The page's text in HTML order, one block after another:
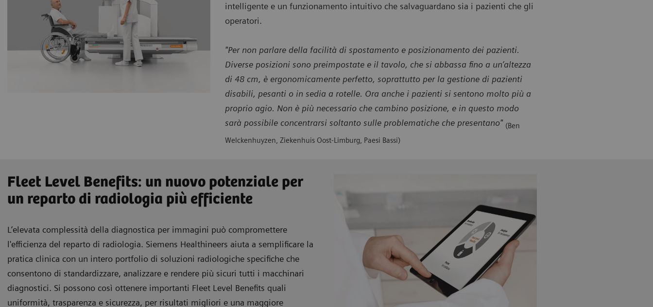
intelligente e un funzionamento intuitivo che salvaguardano sia i pazienti che gli
operatori.
"Per non parlare della facilità di spostamento e posizionamento dei pazienti.
Diverse posizioni sono preimpostate e il tavolo, che si abbassa fino a un’altezza
di 48 cm, è ergonomicamente perfetto, soprattutto per la gestione di pazienti
disabili, pesanti o in sedia a rotelle. Ora anche i pazienti si sentono molto più a
proprio agio. Non è più necessario che cambino posizione, e in questo modo
sarà possibile concentrarsi soltanto sulle problematiche che presentano" (Ben
Welckenhuyzen, Ziekenhuis Oost-Limburg, Paesi Bassi)
Fleet Level Benefits: un nuovo potenziale per
un reparto di radiologia più efficiente
L’elevata complessità della diagnostica per immagini può compromettere
l'efficienza del reparto di radiologia. Siemens Healthineers aiuta a semplificare la
pratica clinica con un intero portfolio di soluzioni radiologiche specifiche che
consentono di standardizzare, analizzare e rendere più sicuri tutti i macchinari
diagnostici. Si possono così ottenere importanti Fleet Level Benefits quali
uniformità, trasparenza e sicurezza, per risultati migliori e una maggiore